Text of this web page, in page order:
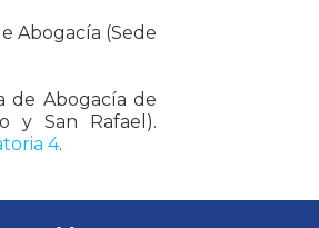
Abogacía (Sede
de Abogacía de
y San Rafael).
4.